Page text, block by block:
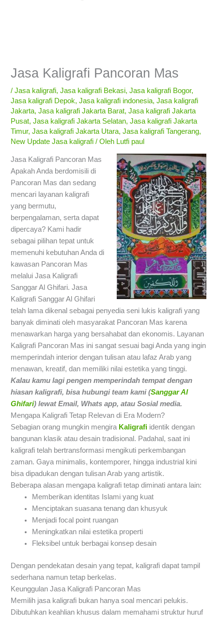
Jasa Kaligrafi Pancoran Mas
/Jasa kaligrafi,Jasa kaligrafi Bekasi,Jasa kaligrafi Bogor,
Jasa kaligrafi Depok,Jasa kaligrafi indonesia,Jasa kaligrafi
Jakarta,Jasa kaligrafi Jakarta Barat,Jasa kaligrafi Jakarta
Pusat,Jasa kaligrafi Jakarta Selatan,Jasa kaligrafi Jakarta
Timur,Jasa kaligrafi Jakarta Utara,Jasa kaligrafi Tangerang,
New Update Jasa kaligrafi / Oleh Lutfi paul
Jasa Kaligrafi Pancoran Mas
Apakah Anda berdomisili di
Pancoran Mas dan sedang
mencari layanan kaligrafi
yang bermutu,
berpengalaman, serta dapat
dipercaya? Kami hadir
sebagai pilihan tepat untuk
memenuhi kebutuhan Anda di
kawasan Pancoran Mas
melalui Jasa Kaligrafi
Sanggar Al Ghifari. Jasa
Kaligrafi Sanggar Al Ghifari
telah lama dikenal sebagai penyedia seni lukis kaligrafi yang
banyak diminati oleh masyarakat Pancoran Mas karena
menawarkan harga yang bersahabat dan ekonomis. Layanan
Kaligrafi Pancoran Mas ini sangat sesuai bagi Anda yang ingin
memperindah interior dengan tulisan atau lafaz Arab yang
menawan, kreatif, dan memiliki nilai estetika yang tinggi.
Kalau kamu lagi pengen memperindah tempat dengan
hiasan kaligrafi,bisa hubungi team kami (Sanggar Al
Ghifari) lewat Email, Whats app, atau Sosial media.
Mengapa Kaligrafi Tetap Relevan di Era Modern?
Sebagian orang mungkin mengira Kaligrafi identik dengan
bangunan klasik atau desain tradisional. Padahal, saat ini
kaligrafi telah bertransformasi mengikuti perkembangan
zaman. Gaya minimalis, kontemporer, hingga industrial kini
bisa dipadukan dengan tulisan Arab yang artistik.
Beberapa alasan mengapa kaligrafi tetap diminati antara lain:
Memberikan identitas Islami yang kuat
Menciptakan suasana tenang dan khusyuk
Menjadi focal point ruangan
Meningkatkan nilai estetika properti
Fleksibel untuk berbagai konsep desain
Dengan pendekatan desain yang tepat, kaligrafi dapat tampil
sederhana namun tetap berkelas.
Keunggulan Jasa Kaligrafi Pancoran Mas
Memilih jasa kaligrafi bukan hanya soal mencari pelukis.
Dibutuhkan keahlian khusus dalam memahami struktur huruf